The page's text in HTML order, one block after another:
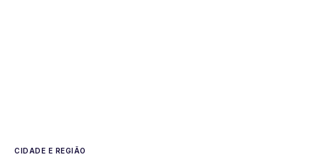
CIDADE E REGIÃO